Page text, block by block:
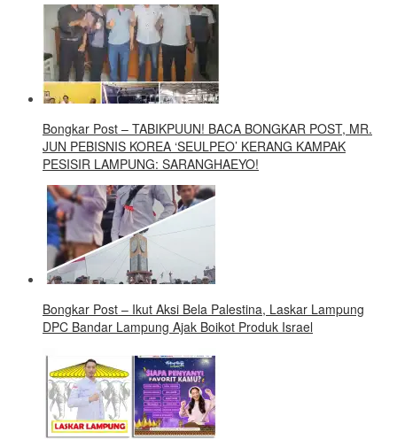
Bongkar Post – TABIKPUUN! BACA BONGKAR POST, MR.
JUN PEBISNIS KOREA ‘SEULPEO’ KERANG KAMPAK
PESISIR LAMPUNG: SARANGHAEYO!
Bongkar Post – Ikut Aksi Bela Palestina, Laskar Lampung
DPC Bandar Lampung Ajak Boikot Produk Israel